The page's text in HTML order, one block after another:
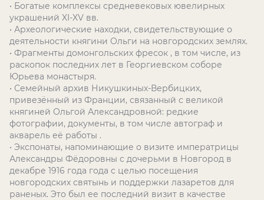
• Богатые комплексы средневековых ювелирных
украшений XI-XV вв.
• Археологические находки, свидетельствующие о
деятельности княгини Ольги на новгородских землях.
• Фрагменты домонгольских фресок , в том числе, из
раскопок последних лет в Георгиевском соборе
Юрьева монастыря.
• Семейный архив Никушкиных-Вербицких,
привезённый из Франции, связанный с великой
княгиней Ольгой Александровной: редкие
фотографии, документы, в том числе автограф и
акварель её работы .
• Экспонаты, напоминающие о визите императрицы
Александры Фёдоровны с дочерьми в Новгород в
декабре 1916 года года с целью посещения
новгородских святынь и поддержки лазаретов для
раненых. Это был ее последний визит в качестве